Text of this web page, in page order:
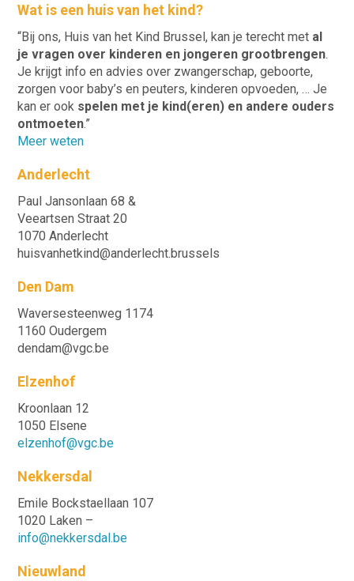
Wat is een huis van het kind?
“Bij ons, Huis van het Kind Brussel, kan je terecht met al
je vragen over kinderen en jongeren grootbrengen.
Je krijgt info en advies over zwangerschap, geboorte,
zorgen voor baby’s en peuters, kinderen opvoeden, … Je
kan er ook spelen met je kind(eren) en andere ouders
ontmoeten.”
Meer weten
Anderlecht
Paul Jansonlaan 68 &
Veeartsen Straat 20
1070 Anderlecht
huisvanhetkind@anderlecht.brussels
Den Dam
Waversesteenweg 1174
1160 Oudergem
dendam@vgc.be
Elzenhof
Kroonlaan 12
1050 Elsene
elzenhof@vgc.be
Nekkersdal
Emile Bockstaellaan 107
1020 Laken –
info@nekkersdal.be
Nieuwland